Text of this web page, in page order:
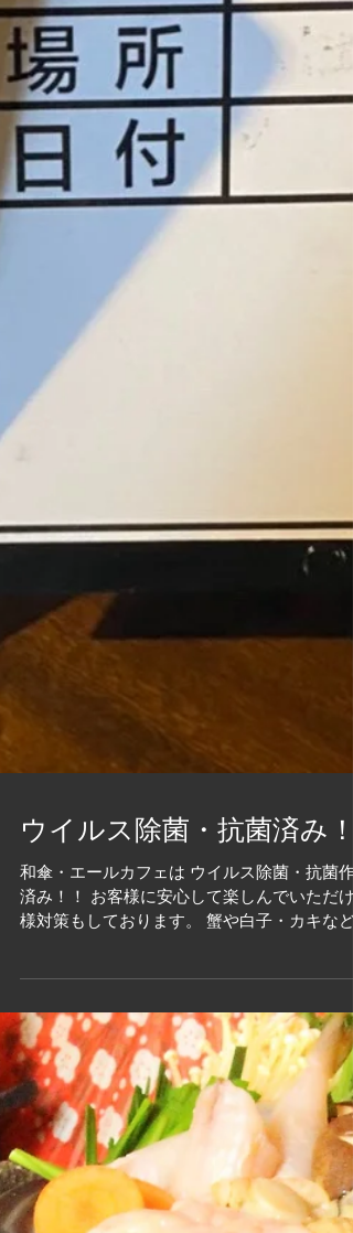
ウイルス除菌・抗菌済み！
和傘・エールカフェは ウイルス除菌・抗菌作
ど気軽にお問い合わせください♪ できる限りお
客様のご要望にお応えします！